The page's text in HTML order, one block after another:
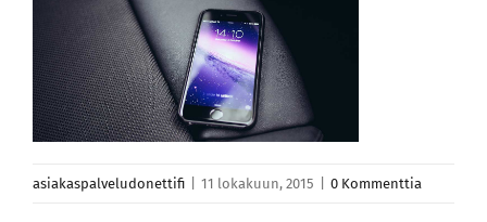
asiakaspalveludonettifi 11 lokakuun, 2015 0 Kommenttia